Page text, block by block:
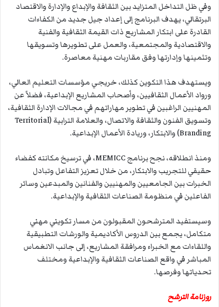
وفي ظل التداخل المتزايد بين الثقافة والإبداع والإدارة والاقتصاد
البرتقالي، يهدف البرنامج إلى إعداد جيل جديد من الكفاءات
القادرة على ابتكار المشاريع ذات القيمة الثقافية والفنية
والاقتصادية والمجتمعية، والعمل على تطويرها وتسويقها
وتثمينها وإدارتها وفق مقاربات مهنية معاصرة.
ويستهدف هذا التكوين كذلك، خريجي مؤسسات التعليم العالي،
ورواد الأعمال الثقافيين، وأصحاب المشاريع الإبداعية، فضلاً عن
المهنيين الراغبين في تطوير مهاراتهم في مجالات الإدارة الثقافية،
وتسويق الفنون والثقافة والاتصال، والعلامة الترابية (Territorial
Branding) والابتكار، وريادة الأعمال الإبداعية.
ومنذ انطلاقه، نجح برنامج MEMICC، في ترسيخ مكانته كفضاء
حقيقي للتجريب والابتكار، من خلال تعزيز التفاعل وتبادل
الخبرات بين الجامعيين والمهنيين والفنانين والمبدعين وسائر
الفاعلين في منظومة الصناعات الثقافية والإبداعية.
وسيستفيد المترشحون المقبولون من مسار تكويني مهني
متكامل، يجمع بين الدروس الأكاديمية والورشات التطبيقية
واللقاءات مع الخبراء ومرافقة المشاريع، إلى جانب الانغماس
المباشر في واقع الصناعات الثقافية والإبداعية ومختلف
تحدياتها وفرصها.
روزنامة الترشح